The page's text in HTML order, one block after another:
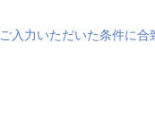
ご入力いただいた条件に合